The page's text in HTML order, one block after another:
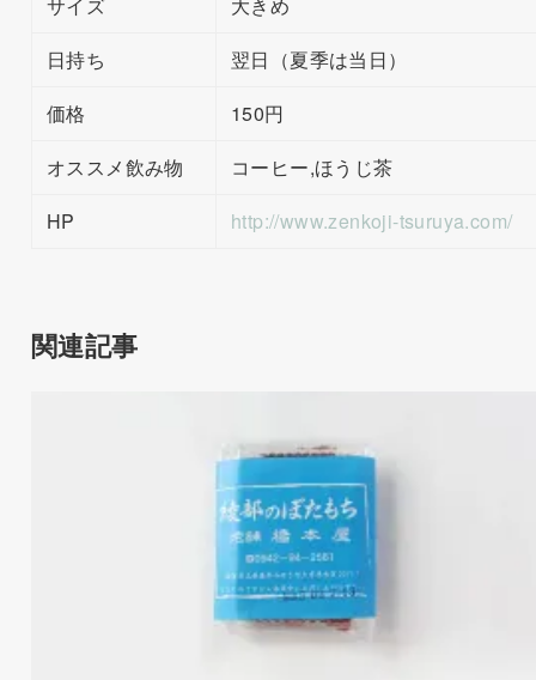
日持ち
翌日（夏季は当日）
価格
150円
オススメ飲み物
コーヒー,ほうじ茶
HP
http://www.zenkoji-tsuruya.com/
関連記事